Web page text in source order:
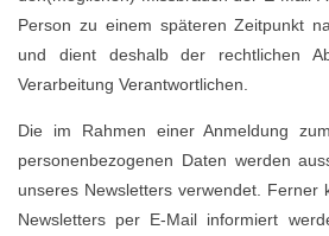
Person zu einem späteren Zeitpunkt
und dient deshalb der rechtlichen
Verarbeitung Verantwortlichen.
Die im Rahmen einer Anmeldung
personenbezogenen Daten werden
unseres Newsletters verwendet. Ferner
Newsletters per E-Mail informiert